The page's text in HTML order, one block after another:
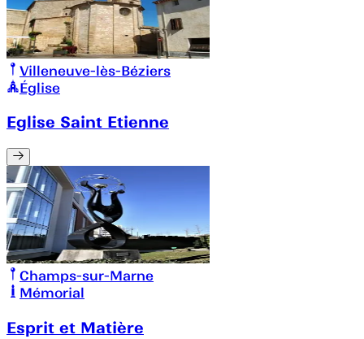
Villeneuve-lès-Béziers
Église
Eglise Saint Etienne
Champs-sur-Marne
Mémorial
Esprit et Matière